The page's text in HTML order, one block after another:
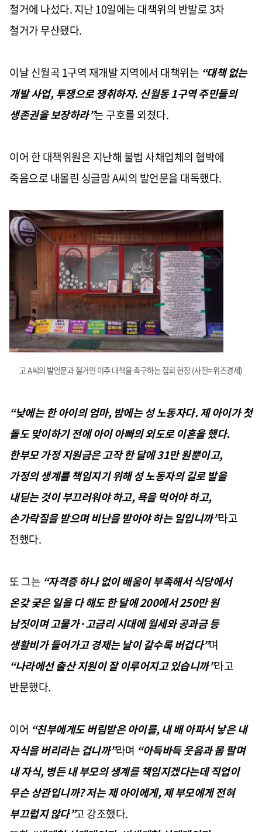
철거에 나섰다. 지난 10일에는 대책위의 반발로 3차
철거가 무산됐다.
이날 신월곡 1구역 재개발 지역에서 대책위는 “대책 없는
개발 사업, 투쟁으로 쟁취하자. 신월동 1구역 주민들의
생존권을 보장하라”는 구호를 외쳤다.
이어 한 대책위원은 지난해 불법 사채업체의 협박에
죽음으로 내몰린 싱글맘 A씨의 발언문을 대독했다.
고 A씨의 발언문과 철거민 이주 대책을 촉구하는 집회 현장 (사진= 위즈경제)
“낮에는 한 아이의 엄마, 밤에는 성 노동자다. 제 아이가 첫
돌도 맞이하기 전에 아이 아빠의 외도로 이혼을 했다.
한부모 가정 지원금은 고작 한 달에 31만 원뿐이고,
가정의 생계를 책임지기 위해 성 노동자의 길로 발을
내딛는 것이 부끄러워야 하고, 욕을 먹어야 하고,
손가락질을 받으며 비난을 받아야 하는 일입니까”라고
전했다.
또 그는 “자격증 하나 없이 배움이 부족해서 식당에서
온갖 궂은 일을 다 해도 한 달에 200에서 250만 원
남짓이며 고물가·고금리 시대에 월세와 공과금 등
생활비가 들어가고 경제는 날이 갈수록 버겁다”며
“나라에선 출산 지원이 잘 이루어지고 있습니까”라고
반문했다.
이어 “친부에게도 버림받은 아이를, 내 배 아파서 낳은 내
자식을 버리라는 겁니까”라며 “아득바득 웃음과 몸 팔며
내 자식, 병든 내 부모의 생계를 책임지겠다는데 직업이
무슨 상관입니까? 저는 제 아이에게, 제 부모에게 전혀
부끄럽지 않다”고 강조했다.